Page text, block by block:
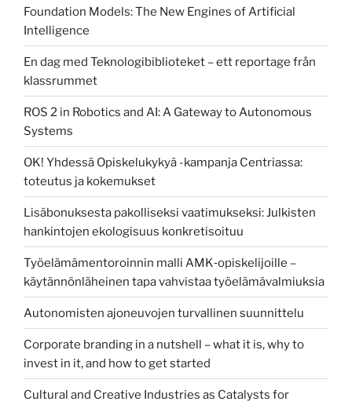
Foundation Models: The New Engines of Artificial
Intelligence
En dag med Teknologibiblioteket – ett reportage från
klassrummet
ROS 2 in Robotics and AI: A Gateway to Autonomous
Systems
OK! Yhdessä Opiskelukykyä -kampanja Centriassa:
toteutus ja kokemukset
Lisäbonuksesta pakolliseksi vaatimukseksi: Julkisten
hankintojen ekologisuus konkretisoituu
Työelämämentoroinnin malli AMK‑opiskelijoille –
käytännönläheinen tapa vahvistaa työelämävalmiuksia
Autonomisten ajoneuvojen turvallinen suunnittelu
Corporate branding in a nutshell – what it is, why to
invest in it, and how to get started
Cultural and Creative Industries as Catalysts for